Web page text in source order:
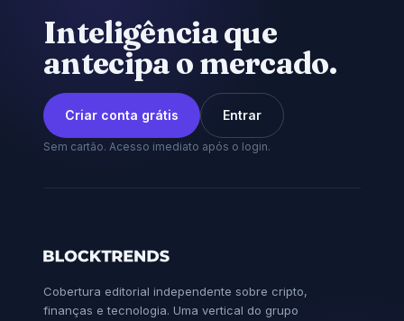
Inteligência que
antecipa o mercado.
Criar conta grátis Entrar
Sem cartão. Acesso imediato após o login.
Cobertura editorial independente sobre cripto,
finanças e tecnologia. Uma vertical do grupo